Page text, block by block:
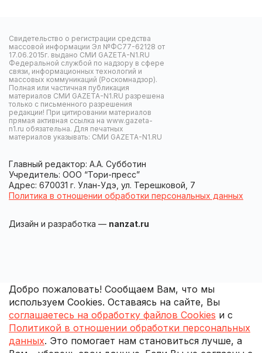
Свидетельство о регистрации средства
массовой информации Эл №ФС77-62128 от
17.06.2015г. выдано СМИ GAZETA-N1.RU
Федеральной службой по надзору в сфере
связи, информационных технологий и
массовых коммуникаций (Роскомнадзор).
Полная или частичная публикация
материалов СМИ GAZETA-N1.RU разрешена
только с письменного разрешения
редакции! При цитировании материалов
прямая активная ссылка на www.gazeta-
n1.ru обязательна. Для печатных
материалов указывать: СМИ GAZETA-N1.RU
Главный редактор: А.А. Субботин
Учредитель: ООО “Тори-пресс”
Адрес: 670031 г. Улан-Удэ, ул. Терешковой, 7
Политика в отношении обработки персональных данных
Дизайн и разработка — nanzat.ru
Добро пожаловать! Сообщаем Вам, что мы
используем Cookies. Оставаясь на сайте, Вы
соглашаетесь на обработку файлов Cookies и с
Политикой в отношении обработки персональных
данных. Это помогает нам становиться лучше, а